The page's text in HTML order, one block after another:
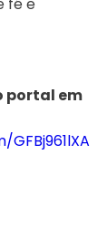
fé e
portal em